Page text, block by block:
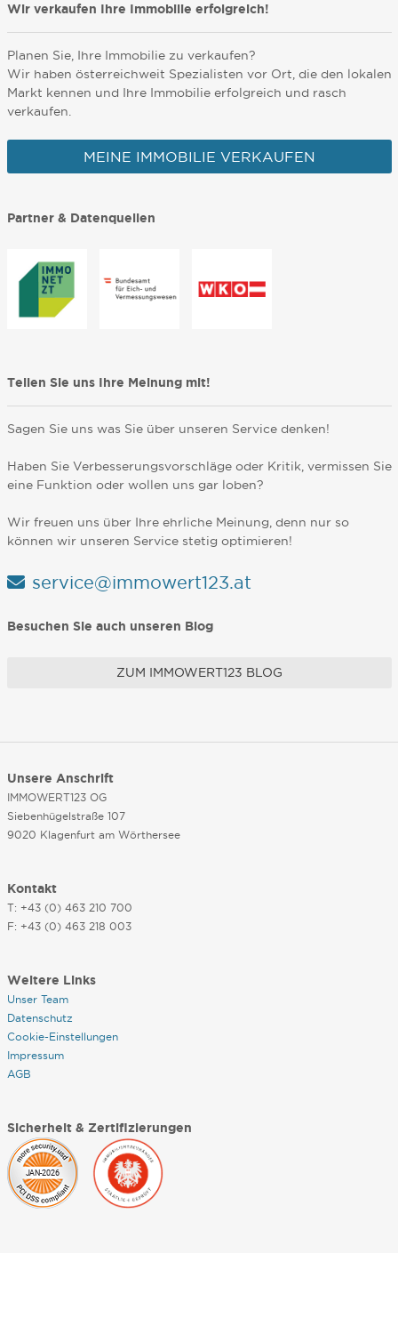
Wir verkaufen Ihre Immobilie erfolgreich!
Planen Sie, Ihre Immobilie zu verkaufen?
Wir haben österreichweit Spezialisten vor Ort, die den lokalen
Markt kennen und Ihre Immobilie erfolgreich und rasch
verkaufen.
MEINE IMMOBILIE VERKAUFEN
Partner & Datenquellen
Teilen Sie uns Ihre Meinung mit!
Sagen Sie uns was Sie über unseren Service denken!
Haben Sie Verbesserungsvorschläge oder Kritik, vermissen Sie
eine Funktion oder wollen uns gar loben?
Wir freuen uns über Ihre ehrliche Meinung, denn nur so
können wir unseren Service stetig optimieren!
service@immowert123.at
Besuchen Sie auch unseren Blog
ZUM IMMOWERT123 BLOG
Unsere Anschrift
IMMOWERT123 OG
Siebenhügelstraße 107
9020 Klagenfurt am Wörthersee
Kontakt
T: +43 (0) 463 210 700
F: +43 (0) 463 218 003
Weitere Links
Unser Team
Datenschutz
Cookie-Einstellungen
Impressum
AGB
Sicherheit & Zertifizierungen